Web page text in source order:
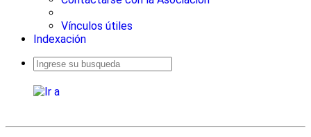
Vínculos útiles
Indexación